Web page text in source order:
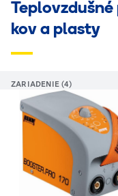
kov a plasty
ZARIADENIE (4)